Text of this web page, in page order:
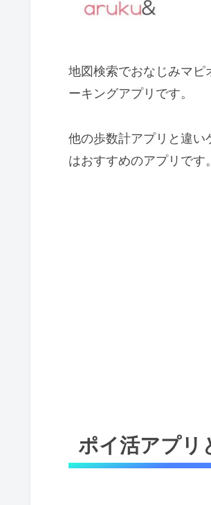
地図検索でおなじみマピ
ーキングアプリです。
他の歩数計アプリと違
はおすすめのアプリです。
ポイ活アプリ